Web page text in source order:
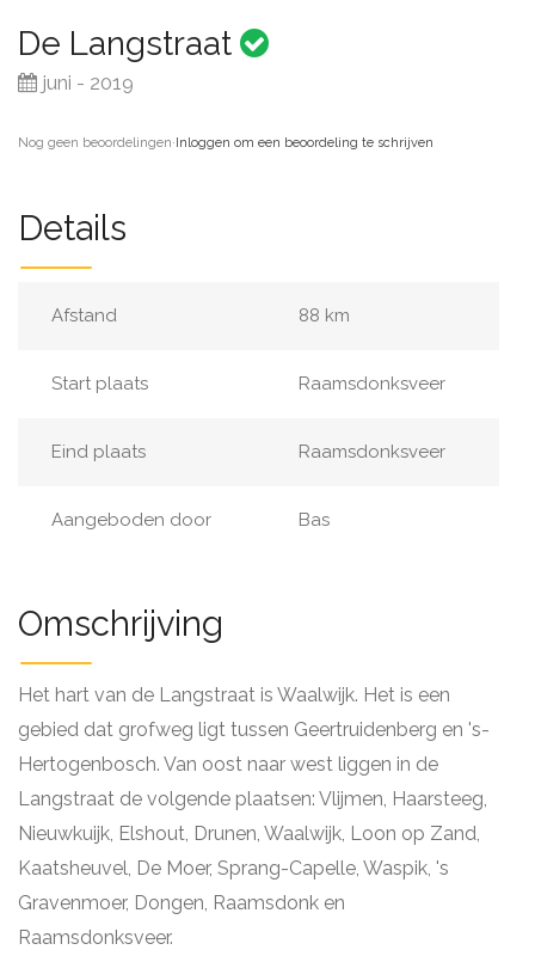
De Langstraat
juni - 2019
Nog geen beoordelingen·Inloggen om een beoordeling te schrijven
Details
Afstand 88 km
Start plaats Raamsdonksveer
Eind plaats Raamsdonksveer
Aangeboden door Bas
Omschrijving
Het hart van de Langstraat is Waalwijk. Het is een
gebied dat grofweg ligt tussen Geertruidenberg en 's-
Hertogenbosch. Van oost naar west liggen in de
Langstraat de volgende plaatsen: Vlijmen, Haarsteeg,
Nieuwkuijk, Elshout, Drunen, Waalwijk, Loon op Zand,
Kaatsheuvel, De Moer, Sprang-Capelle, Waspik, 's
Gravenmoer, Dongen, Raamsdonk en
Raamsdonksveer.